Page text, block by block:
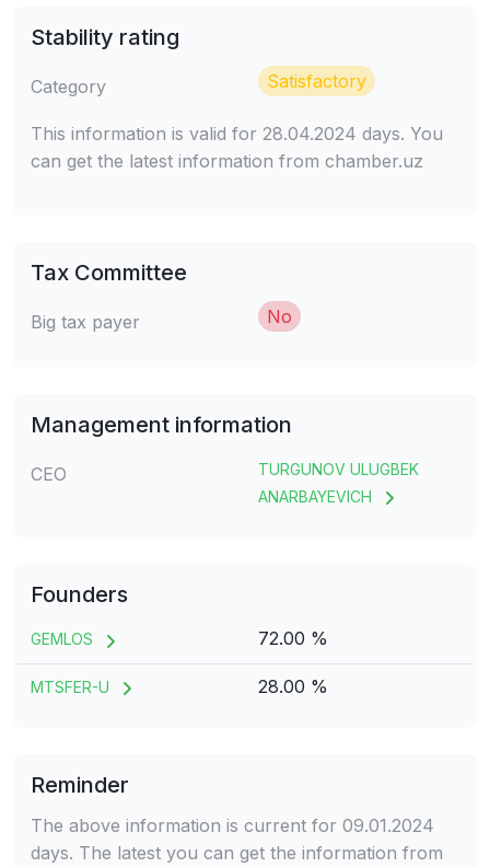
Stability rating
Category Satisfactory
This information is valid for 28.04.2024 days. You
can get the latest information from chamber.uz
Tax Committee
Big tax payer No
Management information
CEO
TURGUNOV ULUGBEK
ANARBAYEVICH
Founders
GEMLOS 72.00 %
MTSFER-U 28.00 %
Reminder
The above information is current for 09.01.2024
days. The latest you can get the information from